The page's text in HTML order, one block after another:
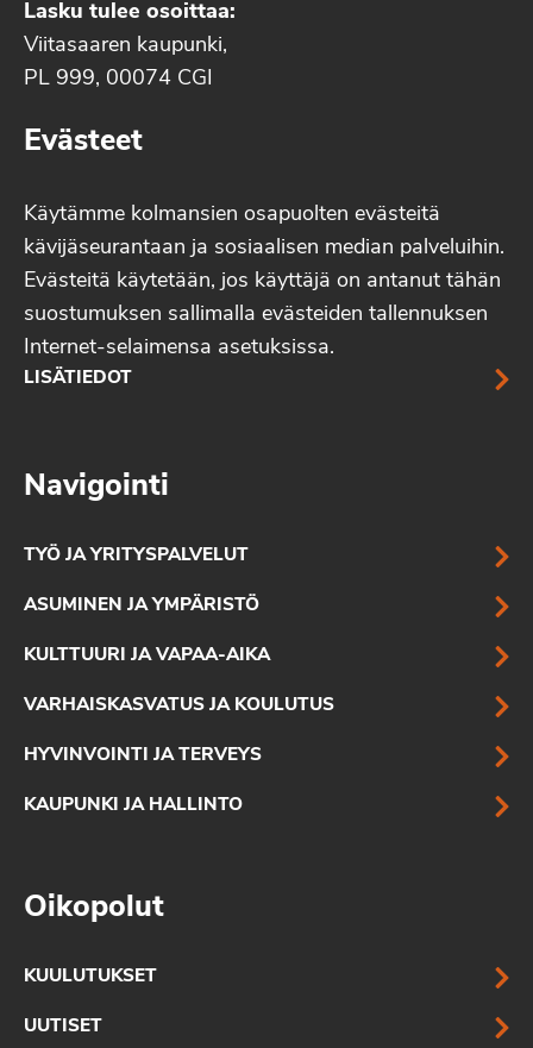
Lasku tulee osoittaa:
Viitasaaren kaupunki,
PL 999, 00074 CGI
Evästeet
Käytämme kolmansien osapuolten evästeitä
kävijäseurantaan ja sosiaalisen median palveluihin.
Evästeitä käytetään, jos käyttäjä on antanut tähän
suostumuksen sallimalla evästeiden tallennuksen
Internet-selaimensa asetuksissa.
LISÄTIEDOT
Navigointi
TYÖ JA YRITYSPALVELUT
ASUMINEN JA YMPÄRISTÖ
KULTTUURI JA VAPAA-AIKA
VARHAISKASVATUS JA KOULUTUS
HYVINVOINTI JA TERVEYS
KAUPUNKI JA HALLINTO
Oikopolut
KUULUTUKSET
UUTISET